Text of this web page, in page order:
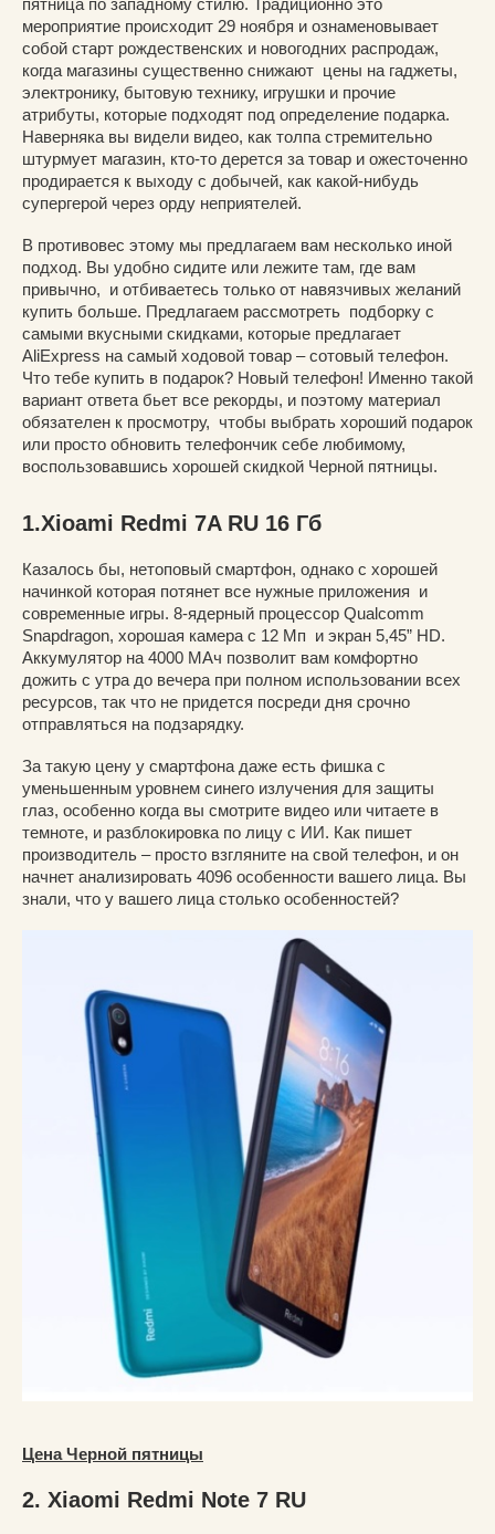
мероприятие происходит 29 ноября и ознаменовывает
собой старт рождественских и новогодних распродаж,
когда магазины существенно снижают цены на гаджеты,
электронику, бытовую технику, игрушки и прочие
атрибуты, которые подходят под определение подарка.
Наверняка вы видели видео, как толпа стремительно
штурмует магазин, кто-то дерется за товар и ожесточенно
продирается к выходу с добычей, как какой-нибудь
супергерой через орду неприятелей.
В противовес этому мы предлагаем вам несколько иной
подход. Вы удобно сидите или лежите там, где вам
привычно, и отбиваетесь только от навязчивых желаний
купить больше. Предлагаем рассмотреть подборку с
самыми вкусными скидками, которые предлагает
AliExpress на самый ходовой товар – сотовый телефон.
Что тебе купить в подарок? Новый телефон! Именно такой
вариант ответа бьет все рекорды, и поэтому материал
обязателен к просмотру, чтобы выбрать хороший подарок
или просто обновить телефончик себе любимому,
воспользовавшись хорошей скидкой Черной пятницы.
1.Xioami Redmi 7A RU 16 Гб
Казалось бы, нетоповый смартфон, однако с хорошей
начинкой которая потянет все нужные приложения и
современные игры. 8-ядерный процессор Qualcomm
Snapdragon, хорошая камера с 12 Мп и экран 5,45” HD.
Аккумулятор на 4000 МАч позволит вам комфортно
дожить с утра до вечера при полном использовании всех
ресурсов, так что не придется посреди дня срочно
отправляться на подзарядку.
За такую цену у смартфона даже есть фишка с
уменьшенным уровнем синего излучения для защиты
глаз, особенно когда вы смотрите видео или читаете в
темноте, и разблокировка по лицу с ИИ. Как пишет
производитель – просто взгляните на свой телефон, и он
начнет анализировать 4096 особенности вашего лица. Вы
знали, что у вашего лица столько особенностей?
Цена Черной пятницы
2. Xiaomi Redmi Note 7 RU